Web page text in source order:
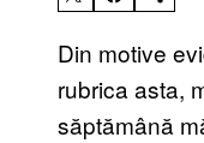
Din motive
rubrica asta,
săptămână